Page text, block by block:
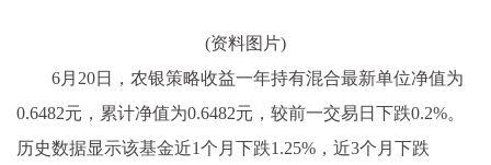
(资料图片)
6月20日，农银策略收益一年持有混合最新单位净值为
0.6482元，累计净值为0.6482元，较前一交易日下跌0.2%。
历史数据显示该基金近1个月下跌1.25%，近3个月下跌